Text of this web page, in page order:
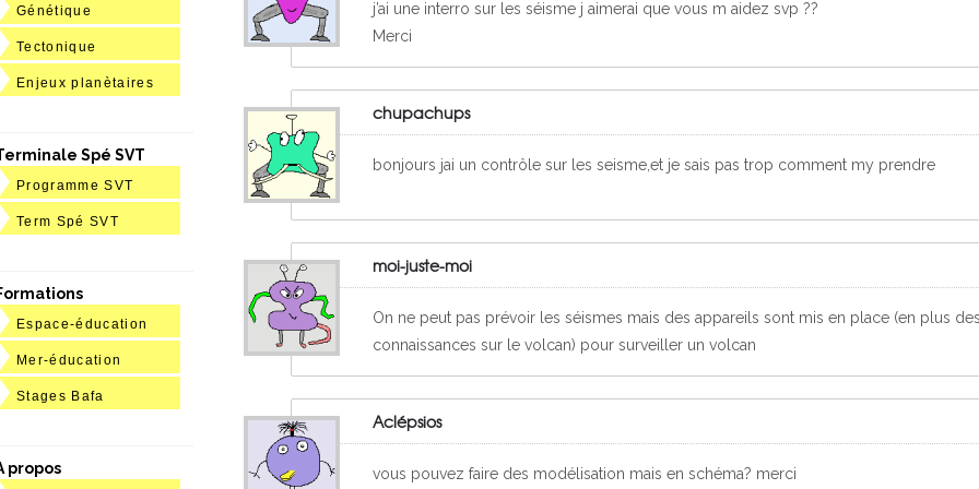
j’ai une interro sur les séisme j aimerai que vous m aidez svp ??
Merci
chupachups
bonjours jai un contrôle sur les seisme,et je sais pas trop comment my prendre
moi-juste-moi
On ne peut pas prévoir les séismes mais des appareils sont mis en place (en plus
connaissances sur le volcan) pour surveiller un volcan
Aclépsios
vous pouvez faire des modélisation mais en schéma? merci
Génétique
Tectonique
Enjeux planètaires
Spé SVT
Programme SVT
Term Spé SVT
Espace-éducation
Mer-éducation
Stages Bafa
propos